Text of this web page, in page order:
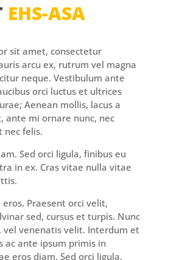
EHS-ASA
sit amet, consectetur
arcu ex, rutrum vel magna
neque. Vestibulum ante
orci luctus et ultrices
Aenean mollis, lacus a
ante mi ornare nunc, nec
nec felis.
Sed orci ligula, finibus eu
in ex. Cras vitae nulla vitae
Praesent orci velit,
sed, cursus et turpis. Nunc
vel venenatis velit. Interdum et
ac ante ipsum primis in
eros diam. Sed orci ligula,